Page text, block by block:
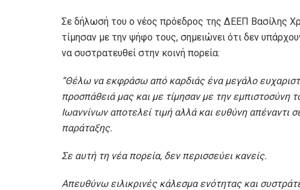
Σε δήλωσή του ο νέος πρόεδρος της ΔΕΕΠ Βασίλης
τίμησαν με την ψήφο τους, σημειώνει ότι δεν
να συστρατευθεί στην κοινή πορεία:
“Θέλω να εκφράσω από καρδιάς ένα μεγάλο
προσπάθειά μας και με τίμησαν με την
Ιωαννίνων αποτελεί τιμή αλλά και ευθύνη απέναντι
παράταξης.
Σε αυτή τη νέα πορεία, δεν περισσεύει κανείς.
Απευθύνω ειλικρινές κάλεσμα ενότητας και